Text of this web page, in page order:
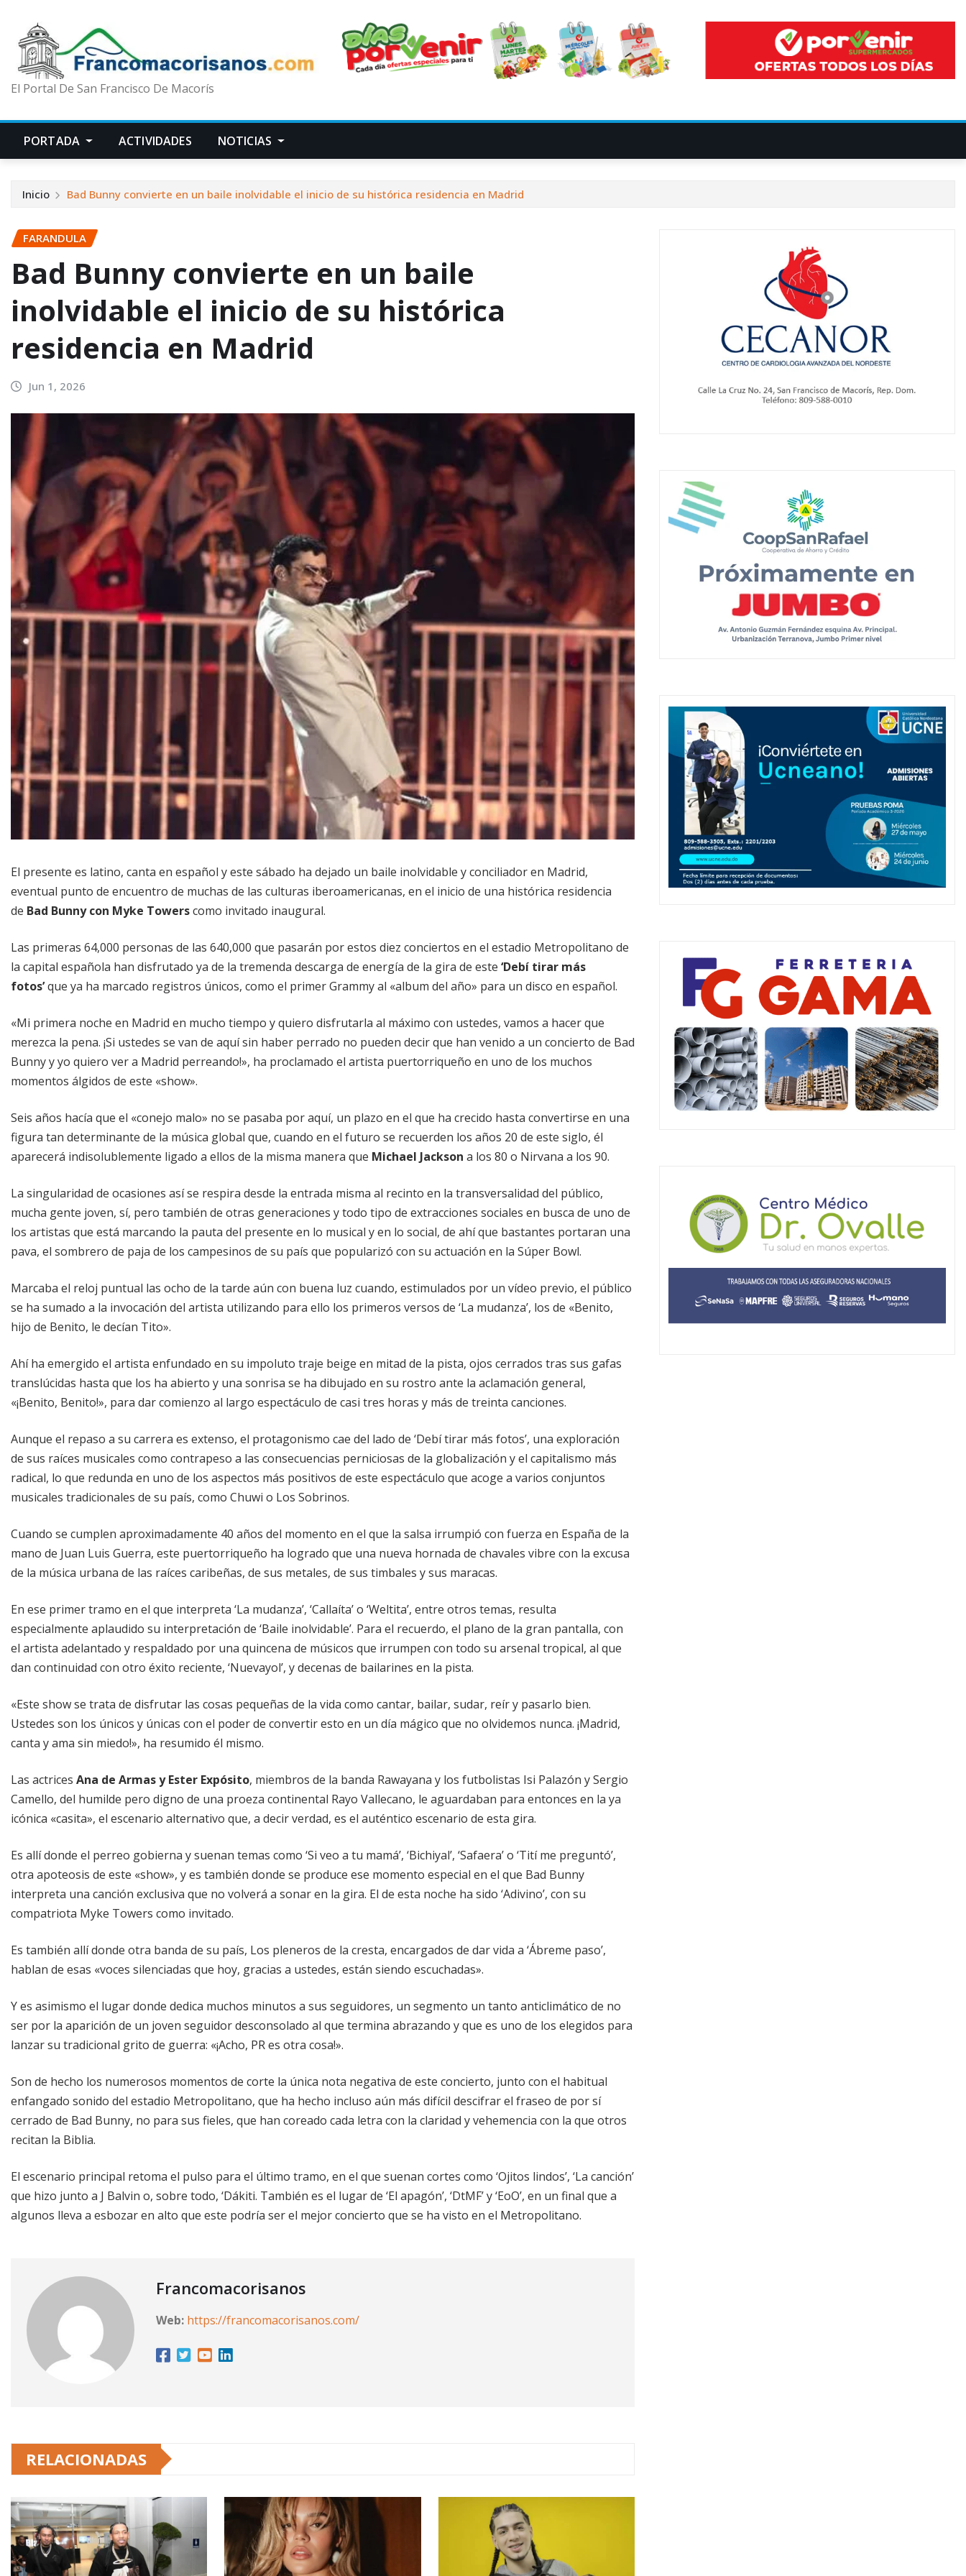
El Portal De San Francisco De Macorís
PORTADA ACTIVIDADES NOTICIAS
Inicio Bad Bunny convierte en un baile inolvidable el inicio de su histórica residencia en Madrid
FARANDULA
Bad Bunny convierte en un baile
inolvidable el inicio de su histórica
residencia en Madrid
Jun 1, 2026
El presente es latino, canta en español y este sábado ha dejado un baile inolvidable y conciliador en Madrid,
eventual punto de encuentro de muchas de las culturas iberoamericanas, en el inicio de una histórica residencia
de Bad Bunny con Myke Towerscomo invitado inaugural.
Las primeras 64,000 personas de las 640,000 que pasarán por estos diez conciertos en el estadio Metropolitano de
la capital española han disfrutado ya de la tremenda descarga de energía de la gira de este ‘Debí tirar más
fotos’que ya ha marcado registros únicos, como el primer Grammy al «album del año» para un disco en español.
«Mi primera noche en Madrid en mucho tiempo y quiero disfrutarla al máximo con ustedes, vamos a hacer que
merezca la pena. ¡Si ustedes se van de aquí sin haber perrado no pueden decir que han venido a un concierto de Bad
Bunny y yo quiero ver a Madrid perreando!», ha proclamado el artista puertorriqueño en uno de los muchos
momentos álgidos de este «show».
Seis años hacía que el «conejo malo» no se pasaba por aquí, un plazo en el que ha crecido hasta convertirse en una
figura tan determinante de la música global que, cuando en el futuro se recuerden los años 20 de este siglo, él
aparecerá indisolublemente ligado a ellos de la misma manera que Michael Jackson a los 80 o Nirvana a los 90.
La singularidad de ocasiones así se respira desde la entrada misma al recinto en la transversalidad del público,
mucha gente joven, sí, pero también de otras generaciones y todo tipo de extracciones sociales en busca de uno de
los artistas que está marcando la pauta del presente en lo musical y en lo social, de ahí que bastantes portaran una
pava, el sombrero de paja de los campesinos de su país que popularizó con su actuación en la Súper Bowl.
Marcaba el reloj puntual las ocho de la tarde aún con buena luz cuando, estimulados por un vídeo previo, el público
se ha sumado a la invocación del artista utilizando para ello los primeros versos de ‘La mudanza’, los de «Benito,
hijo de Benito, le decían Tito».
Ahí ha emergido el artista enfundado en su impoluto traje beige en mitad de la pista, ojos cerrados tras sus gafas
translúcidas hasta que los ha abierto y una sonrisa se ha dibujado en su rostro ante la aclamación general,
«¡Benito, Benito!», para dar comienzo al largo espectáculo de casi tres horas y más de treinta canciones.
Aunque el repaso a su carrera es extenso, el protagonismo cae del lado de ‘Debí tirar más fotos’, una exploración
de sus raíces musicales como contrapeso a las consecuencias perniciosas de la globalización y el capitalismo más
radical, lo que redunda en uno de los aspectos más positivos de este espectáculo que acoge a varios conjuntos
musicales tradicionales de su país, como Chuwi o Los Sobrinos.
Cuando se cumplen aproximadamente 40 años del momento en el que la salsa irrumpió con fuerza en España de la
mano de Juan Luis Guerra, este puertorriqueño ha logrado que una nueva hornada de chavales vibre con la excusa
de la música urbana de las raíces caribeñas, de sus metales, de sus timbales y sus maracas.
En ese primer tramo en el que interpreta ‘La mudanza’, ‘Callaíta’ o ‘Weltita’, entre otros temas, resulta
especialmente aplaudido su interpretación de ‘Baile inolvidable’. Para el recuerdo, el plano de la gran pantalla, con
el artista adelantado y respaldado por una quincena de músicos que irrumpen con todo su arsenal tropical, al que
dan continuidad con otro éxito reciente, ‘Nuevayol’, y decenas de bailarines en la pista.
«Este show se trata de disfrutar las cosas pequeñas de la vida como cantar, bailar, sudar, reír y pasarlo bien.
Ustedes son los únicos y únicas con el poder de convertir esto en un día mágico que no olvidemos nunca. ¡Madrid,
canta y ama sin miedo!», ha resumido él mismo.
Las actrices Ana de Armas y Ester Expósito, miembros de la banda Rawayana y los futbolistas Isi Palazón y Sergio
Camello, del humilde pero digno de una proeza continental Rayo Vallecano, le aguardaban para entonces en la ya
icónica «casita», el escenario alternativo que, a decir verdad, es el auténtico escenario de esta gira.
Es allí donde el perreo gobierna y suenan temas como ‘Si veo a tu mamá’, ‘Bichiyal’, ‘Safaera’ o ‘Tití me preguntó’,
otra apoteosis de este «show», y es también donde se produce ese momento especial en el que Bad Bunny
interpreta una canción exclusiva que no volverá a sonar en la gira. El de esta noche ha sido ‘Adivino’, con su
compatriota Myke Towers como invitado.
Es también allí donde otra banda de su país, Los pleneros de la cresta, encargados de dar vida a ‘Ábreme paso’,
hablan de esas «voces silenciadas que hoy, gracias a ustedes, están siendo escuchadas».
Y es asimismo el lugar donde dedica muchos minutos a sus seguidores, un segmento un tanto anticlimático de no
ser por la aparición de un joven seguidor desconsolado al que termina abrazando y que es uno de los elegidos para
lanzar su tradicional grito de guerra: «¡Acho, PR es otra cosa!».
Son de hecho los numerosos momentos de corte la única nota negativa de este concierto, junto con el habitual
enfangado sonido del estadio Metropolitano, que ha hecho incluso aún más difícil descifrar el fraseo de por sí
cerrado de Bad Bunny, no para sus fieles, que han coreado cada letra con la claridad y vehemencia con la que otros
recitan la Biblia.
El escenario principal retoma el pulso para el último tramo, en el que suenan cortes como ‘Ojitos lindos’, ‘La canción’
que hizo junto a J Balvin o, sobre todo, ‘Dákiti. También es el lugar de ‘El apagón’, ‘DtMF’ y ‘EoO’, en un final que a
algunos lleva a esbozar en alto que este podría ser el mejor concierto que se ha visto en el Metropolitano.
Francomacorisanos
Web: https://francomacorisanos.com/
RELACIONADAS